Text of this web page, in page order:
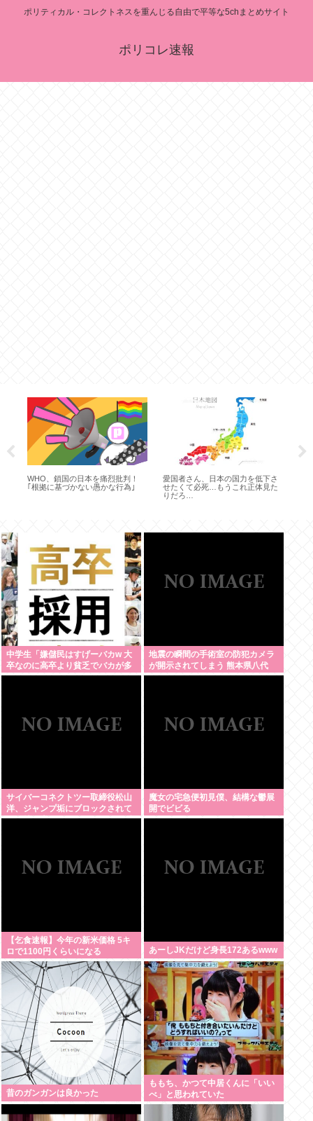
ポリティカル・コレクトネスを重んじる自由で平等な5chまとめサイト
ポリコレ速報
WHO、鎖国の日本を痛烈批判！
｢根拠に基づかない愚かな行為｣
愛国者さん、日本の国力を低下さ
せたくて必死…もうこれ正体見た
りだろ…
中学生「嫌儲民はすげーバカw 大
卒なのに高卒より貧乏でバカが多
いw」エックスで一万いいね
地震の瞬間の手術室の防犯カメラ
が開示されてしまう 熊本県八代
サイバーコネクトツー取締役松山
洋、ジャンプ垢にブロックされて
お気持ち表明。何かあったらまず
魔女の宅急便初見僕、結構な鬱展
開でビビる
【乞食速報】今年の新米価格 5キ
ロで1100円くらいになる
あーしJKだけど身長172あるwww
昔のガンガンは良かった
ももち、かつて中居くんに「いい
べ」と思われていた